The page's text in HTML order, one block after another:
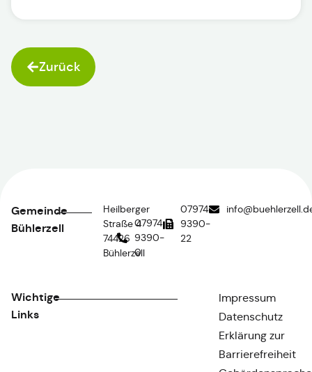
Zurück
Gemeinde
Bühlerzell
Heilberger
Straße 4
74426
Bühlerzell
07974
9390-
0
07974
9390-
22
Wichtige
Links
Impressum
Datenschutz
Erklärung zur
Barrierefreiheit